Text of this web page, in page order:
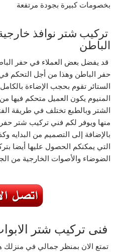
بخصومات كبيرة بجودة مرتفعة
تركيب شتر نوافذ
الباطن
قد يفضل بعض العملاء في حفر
حفر الباطن وهذا من أجل التحكم
الستائر تقوم بحجب الإضاءة
المنيوم يكون العميل متحكم فيها
الشتر وبالطبع تختلف في طريقة
منها ويوفر لكم فني تركيب شتر
بالإضافة إلى التصميم من البدايه
التي يمكنكم الحصول عليها أيضا
الضوضاء والأصوات الخارجية من
فنى تركيب شتر
تمتع الان بمنظر جمالي في منزلك